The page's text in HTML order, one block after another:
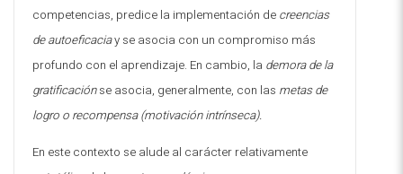
competencias, predice la implementación de creencias
de autoeficaciay se asocia con un compromiso más
profundo con el aprendizaje. En cambio, la demora de la
gratificaciónse asocia, generalmente, con las metas de
logro o recompensa (motivación intrínseca).
En este contexto se alude al carácter relativamente